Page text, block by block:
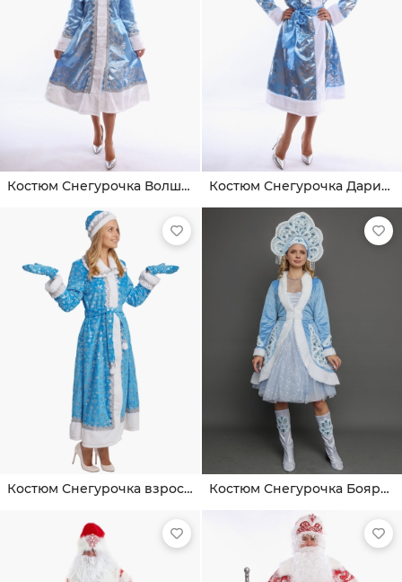
Костюм Снегурочка Волшебная Костюм Снегурочка Дарина
Костюм Снегурочка взрослая Костюм Снегурочка Боярская